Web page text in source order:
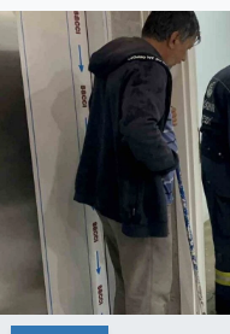
Siyaset
Spor